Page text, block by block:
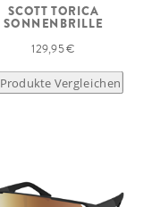
SCOTT TORICA
SONNENBRILLE
129,95 €
Produkte Vergleichen